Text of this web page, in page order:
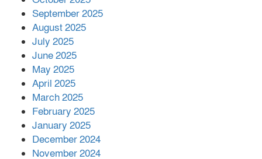
পর ফোন তারেক রহমানের,গ্যাস সঙ্কট
September 2025
August 2025
July 2025
June 2025
May 2025
April 2025
March 2025
February 2025
January 2025
December 2024
November 2024